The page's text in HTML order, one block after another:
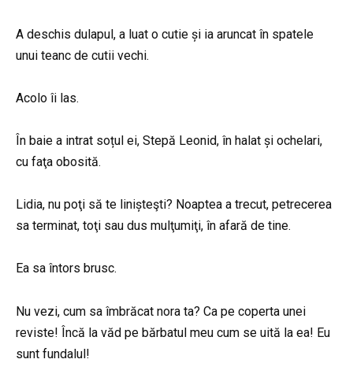
A deschis dulapul, a luat o cutie și ia aruncat în spatele
unui teanc de cutii vechi.
Acolo îi las.
În baie a intrat soțul ei, Stepă Leonid, în halat și ochelari,
cu faţa obosită.
Lidia, nu poţi să te linișteşti? Noaptea a trecut, petrecerea
sa terminat, toţi sau dus mulţumiţi, în afară de tine.
Ea sa întors brusc.
Nu vezi, cum sa îmbrăcat nora ta? Ca pe coperta unei
reviste! Încă la văd pe bărbatul meu cum se uită la ea! Eu
sunt fundalul!